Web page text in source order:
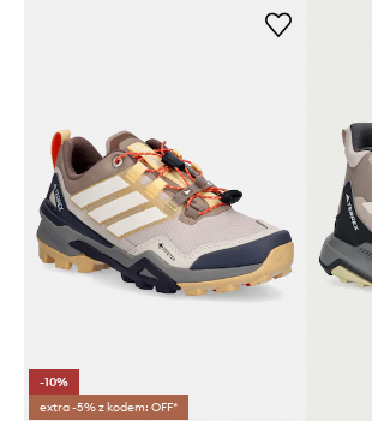
-10%
extra -5% z kodem: OFF*